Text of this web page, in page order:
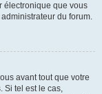
électronique que vous
du forum.
avant tout que votre
Si tel est le cas,